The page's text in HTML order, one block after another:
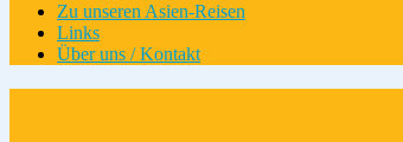
Zu unseren Asien-Reisen
Links
Über uns / Kontakt